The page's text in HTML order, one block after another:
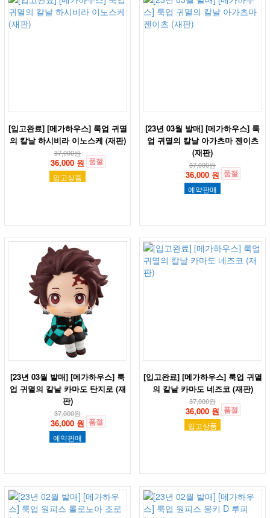
[입고완료] [메가하우스] 룩업 귀멸
의 칼날 하시비라 이노스케 (재판)
37,000원
36,000 원 품절
입고상품
[23년 03월 발매] [메가하우스] 룩
업 귀멸의 칼날 아가츠마 젠이츠
(재판)
37,000원
36,000 원 품절
예약판매
[23년 03월 발매] [메가하우스] 룩
업 귀멸의 칼날 카마도 탄지로 (재
판)
37,000원
36,000 원 품절
예약판매
[입고완료] [메가하우스] 룩업 귀멸
의 칼날 카마도 네즈코 (재판)
37,000원
36,000 원 품절
입고상품